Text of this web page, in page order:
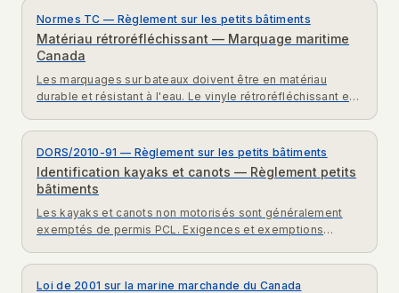
Normes TC — Règlement sur les petits bâtiments
Matériau rétroréfléchissant — Marquage maritime
Canada
Les marquages sur bateaux doivent être en matériau
durable et résistant à l'eau. Le vinyle rétroréfléchissant est
DORS/2010-91 — Règlement sur les petits bâtiments
Identification kayaks et canots — Règlement petits
bâtiments
Les kayaks et canots non motorisés sont généralement
exemptés de permis PCL. Exigences et exemptions
Loi de 2001 sur la marine marchande du Canada